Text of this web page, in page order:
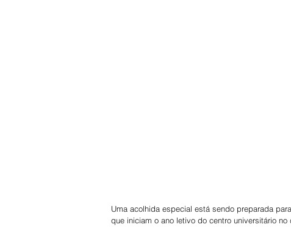
Uma acolhida especial está sendo preparada
que iniciam o ano letivo do centro universitário no